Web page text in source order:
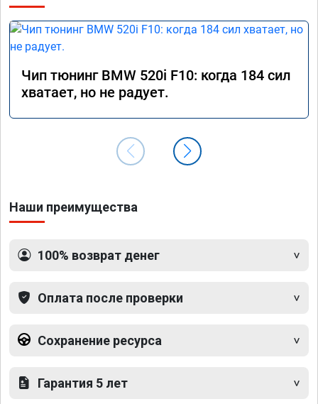
Чип тюнинг BMW 520i F10: когда 184 сил
хватает, но не радует.
Наши преимущества
100% возврат денег
Оплата после проверки
Сохранение ресурса
Гарантия 5 лет